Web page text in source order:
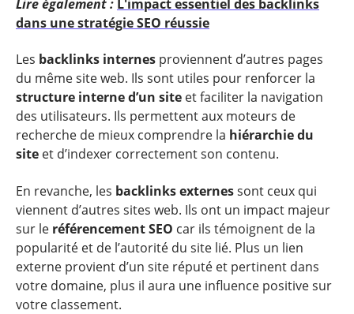
Lire également : L'impact essentiel des backlinks
dans une stratégie SEO réussie
Les backlinks internes proviennent d’autres pages
du même site web. Ils sont utiles pour renforcer la
structure interne d’un site et faciliter la navigation
des utilisateurs. Ils permettent aux moteurs de
recherche de mieux comprendre la hiérarchie du
site et d’indexer correctement son contenu.
En revanche, les backlinks externessont ceux qui
viennent d’autres sites web. Ils ont un impact majeur
sur le référencement SEO car ils témoignent de la
popularité et de l’autorité du site lié. Plus un lien
externe provient d’un site réputé et pertinent dans
votre domaine, plus il aura une influence positive sur
votre classement.